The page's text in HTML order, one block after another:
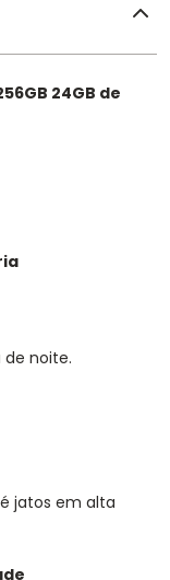
24GB de
de noite.
jatos em alta